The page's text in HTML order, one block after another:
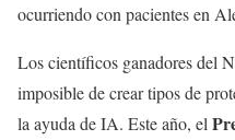
ocurriendo con pacientes en
Los científicos ganadores del
imposible de crear tipos de
la ayuda de IA. Este año, el